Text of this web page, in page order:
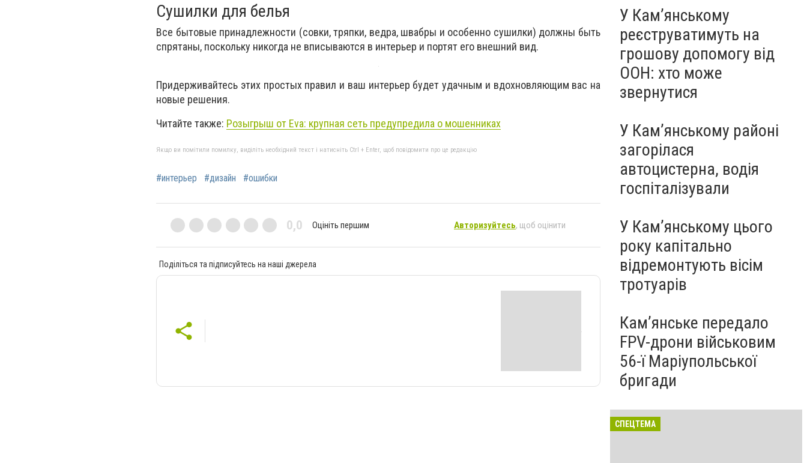
Сушилки для белья
Все бытовые принадлежности (совки, тряпки, ведра, швабры и особенно сушилки) должны быть
спрятаны, поскольку никогда не вписываются в интерьер и портят его внешний вид.
Придерживайтесь этих простых правил и ваш интерьер будет удачным и вдохновляющим вас на
новые решения.
Читайте также: Розыгрыш от Eva: крупная сеть предупредила о мошенниках
Якщо ви помітили помилку, виділіть необхідний текст і натисніть Ctrl + Enter, щоб повідомити про це редакцію
#интерьер #дизайн #ошибки
0,0 Оцініть першим Авторизуйтесь, щоб оцінити
Поділіться та підписуйтесь на наші джерела
У Кам’янському
реєструватимуть на
грошову допомогу від
ООН: хто може
звернутися
У Кам’янському районі
загорілася
автоцистерна, водія
госпіталізували
У Кам’янському цього
року капітально
відремонтують вісім
тротуарів
Кам’янське передало
FPV-дрони військовим
56-ї Маріупольської
бригади
СПЕЦТЕМА